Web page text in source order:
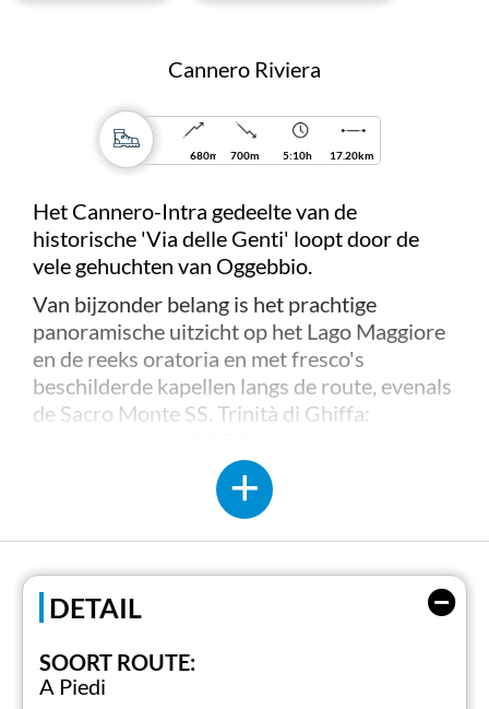
Cannero Riviera
680m 700m 5:10h 17.20km
Het Cannero-Intra gedeelte van de
historische 'Via delle Genti' loopt door de
vele gehuchten van Oggebbio.
Van bijzonder belang is het prachtige
panoramische uitzicht op het Lago Maggiore
en de reeks oratoria en met fresco's
beschilderde kapellen langs de route, evenals
de Sacro Monte SS. Trinità di Ghiffa:
Officiële website CAI Pallanza
DETAIL
SOORT ROUTE:
A Piedi